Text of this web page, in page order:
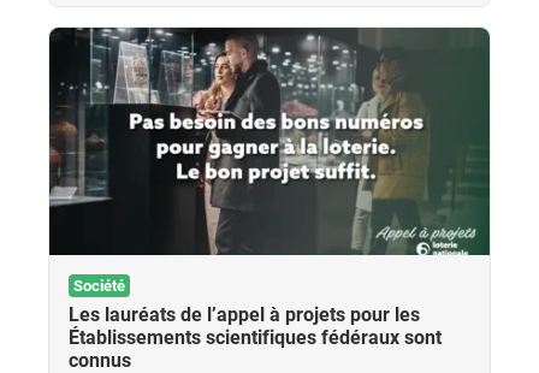
Société
Les lauréats de l’appel à projets pour les
Établissements scientifiques fédéraux sont
connus